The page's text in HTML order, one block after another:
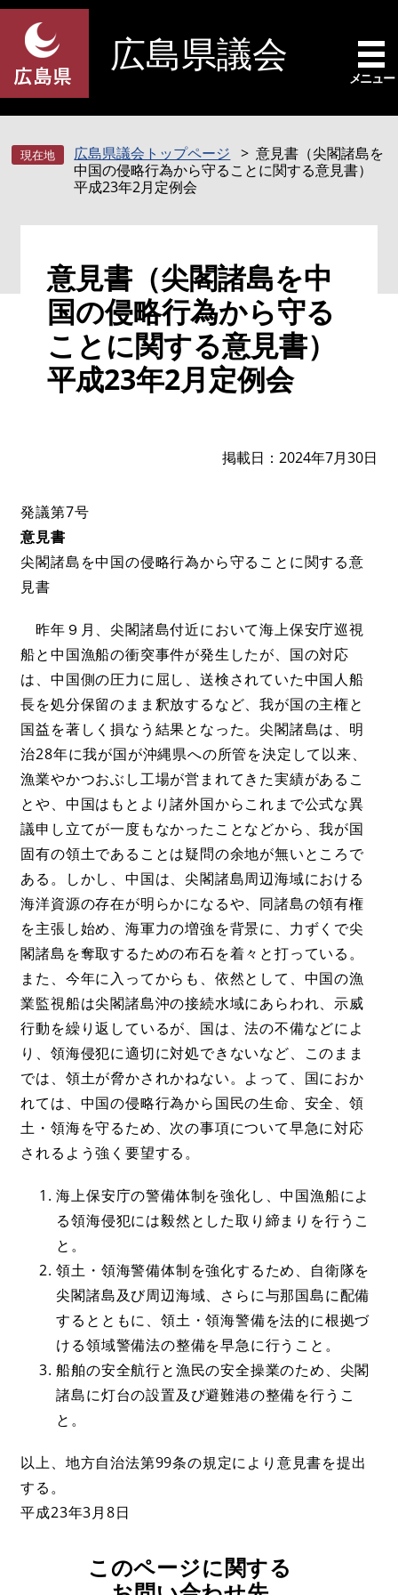
ペ
先
頭
す
メ
を
飛
し
広島県議会
メニュー
広島県議会トップページ
意見書（尖閣諸島を
中国の侵略行為から守ることに関する意見書）
平成23年2月定例会
意見書（尖閣諸島を中
国の侵略行為から守る
ことに関する意見書）
平成23年2月定例会
掲載日 2024年7月30日
発議第7号
意見書
尖閣諸島を中国の侵略行為から守ることに関する意
見書
昨年９月、尖閣諸島付近において海上保安庁巡視
船と中国漁船の衝突事件が発生したが、国の対応
は、中国側の圧力に屈し、送検されていた中国人船
長を処分保留のまま釈放するなど、我が国の主権と
国益を著しく損なう結果となった。尖閣諸島は、明
治28年に我が国が沖縄県への所管を決定して以来、
漁業やかつおぶし工場が営まれてきた実績があるこ
とや、中国はもとより諸外国からこれまで公式な異
議申し立てが一度もなかったことなどから、我が国
固有の領土であることは疑問の余地が無いところで
ある。しかし、中国は、尖閣諸島周辺海域における
海洋資源の存在が明らかになるや、同諸島の領有権
を主張し始め、海軍力の増強を背景に、力ずくで尖
閣諸島を奪取するための布石を着々と打っている。
また、今年に入ってからも、依然として、中国の漁
業監視船は尖閣諸島沖の接続水域にあらわれ、示威
行動を繰り返しているが、国は、法の不備などによ
り、領海侵犯に適切に対処できないなど、このまま
では、領土が脅かされかねない。よって、国におか
れては、中国の侵略行為から国民の生命、安全、領
土・領海を守るため、次の事項について早急に対応
されるよう強く要望する。
海上保安庁の警備体制を強化し、中国漁船によ
る領海侵犯には毅然とした取り締まりを行うこ
と。
領土・領海警備体制を強化するため、自衛隊を
尖閣諸島及び周辺海域、さらに与那国島に配備
するとともに、領土・領海警備を法的に根拠づ
ける領域警備法の整備を早急に行うこと。
船舶の安全航行と漁民の安全操業のため、尖閣
諸島に灯台の設置及び避難港の整備を行うこ
と。
以上、地方自治法第99条の規定により意見書を提出
する。
平成23年3月8日
このページに関する